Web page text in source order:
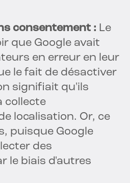
consentement : Le
que Google avait
en erreur en leur
le fait de désactiver
signifiait qu'ils
collecte
localisation. Or, ce
puisque Google
des
le biais d'autres